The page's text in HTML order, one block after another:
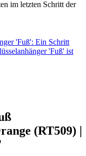
im letzten Schritt der
'Fuß': Ein Schritt
'Fuß' ist
(RT509) |